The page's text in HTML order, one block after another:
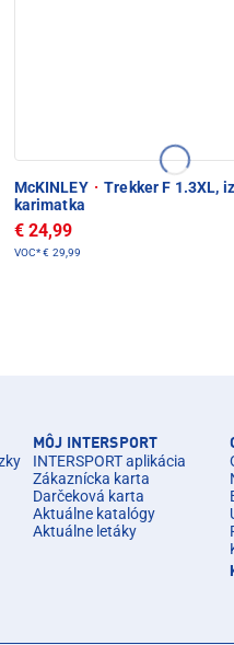
McKINLEY · Trekker F 1.3XL,
karimatka
€ 24,99
VOC*€ 29,99
MÔJ INTERSPORT
INTERSPORT aplikácia
Zákaznícka karta
Darčeková karta
Aktuálne katalógy
Aktuálne letáky